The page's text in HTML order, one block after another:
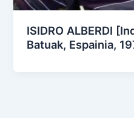
ISIDRO ALBERDI
Batuak, Espainia,